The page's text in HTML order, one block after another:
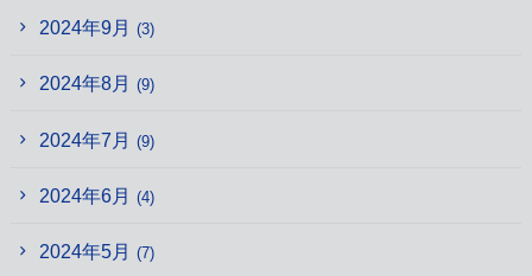
2024年9月 (3)
2024年8月 (9)
2024年7月 (9)
2024年6月 (4)
2024年5月 (7)